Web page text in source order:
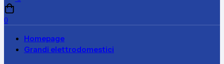
0
Homepage
Grandi elettrodomestici